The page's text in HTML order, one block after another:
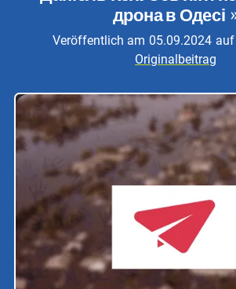
дрона в Одесі
Veröffentlich am 05.09.2024 auf
Originalbeitrag